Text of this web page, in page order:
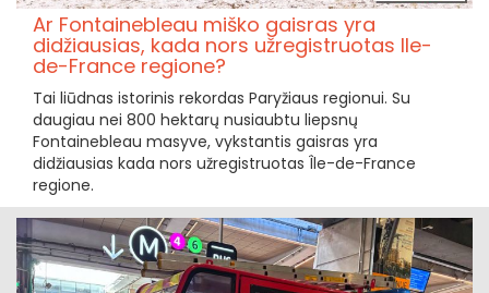
Ar Fontainebleau miško gaisras yra
didžiausias, kada nors užregistruotas Ile-
de-France regione?
Tai liūdnas istorinis rekordas Paryžiaus regionui. Su
daugiau nei 800 hektarų nusiaubtu liepsnų
Fontainebleau masyve, vykstantis gaisras yra
didžiausias kada nors užregistruotas Île-de-France
regione.